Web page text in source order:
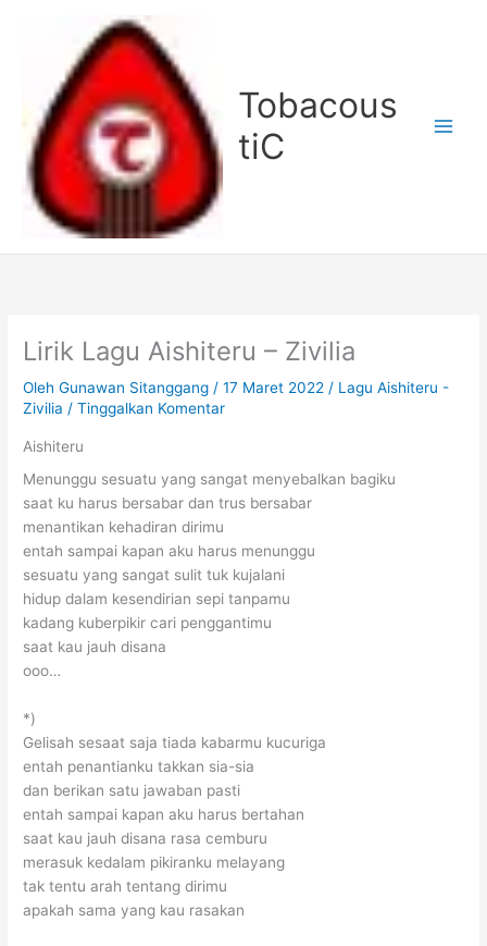
Tobacous
tiC
Lirik Lagu Aishiteru – Zivilia
OlehGunawan Sitanggang /17 Maret 2022 / Lagu Aishiteru -
Zivilia /Tinggalkan Komentar
Aishiteru
Menunggu sesuatu yang sangat menyebalkan bagiku
saat ku harus bersabar dan trus bersabar
menantikan kehadiran dirimu
entah sampai kapan aku harus menunggu
sesuatu yang sangat sulit tuk kujalani
hidup dalam kesendirian sepi tanpamu
kadang kuberpikir cari penggantimu
saat kau jauh disana
ooo…
*)
Gelisah sesaat saja tiada kabarmu kucuriga
entah penantianku takkan sia-sia
dan berikan satu jawaban pasti
entah sampai kapan aku harus bertahan
saat kau jauh disana rasa cemburu
merasuk kedalam pikiranku melayang
tak tentu arah tentang dirimu
apakah sama yang kau rasakan